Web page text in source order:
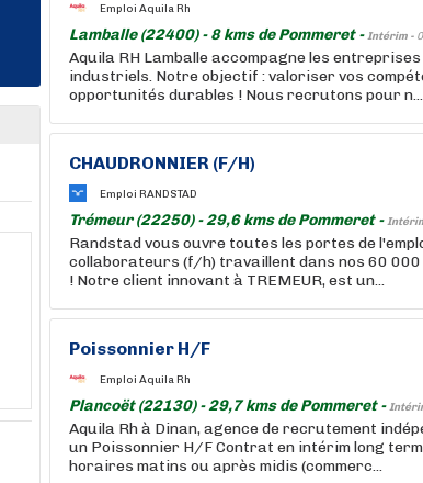
Emploi Aquila Rh
Lamballe (22400) - 8 kms de Pommeret -Intérim -
Aquila RH Lamballe accompagne les
industriels. Notre objectif : valoriser vos
opportunités durables ! Nous recrutons pour n...
CHAUDRONNIER (F/H)
Emploi RANDSTAD
Trémeur (22250) - 29,6 kms de Pommeret -
Randstad vous ouvre toutes les portes de
collaborateurs (f/h) travaillent dans nos 60
! Notre client innovant à TREMEUR, est un...
Poissonnier H/F
Emploi Aquila Rh
Plancoët (22130) - 29,7 kms de Pommeret -
Aquila Rh à Dinan, agence de recrutement
un Poissonnier H/F Contrat en intérim long
horaires matins ou après midis (commerc...